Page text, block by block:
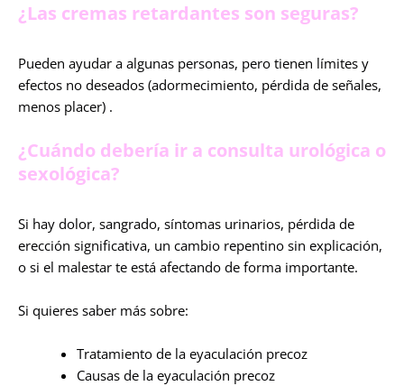
¿Las cremas retardantes son seguras?
Pueden ayudar a algunas personas, pero tienen límites y
efectos no deseados (adormecimiento, pérdida de señales,
menos placer) .
¿Cuándo debería ir a consulta urológica o
sexológica?
Si hay dolor, sangrado, síntomas urinarios, pérdida de
erección significativa, un cambio repentino sin explicación,
o si el malestar te está afectando de forma importante.
Si quieres saber más sobre:
Tratamiento de la eyaculación precoz
Causas de la eyaculación precoz